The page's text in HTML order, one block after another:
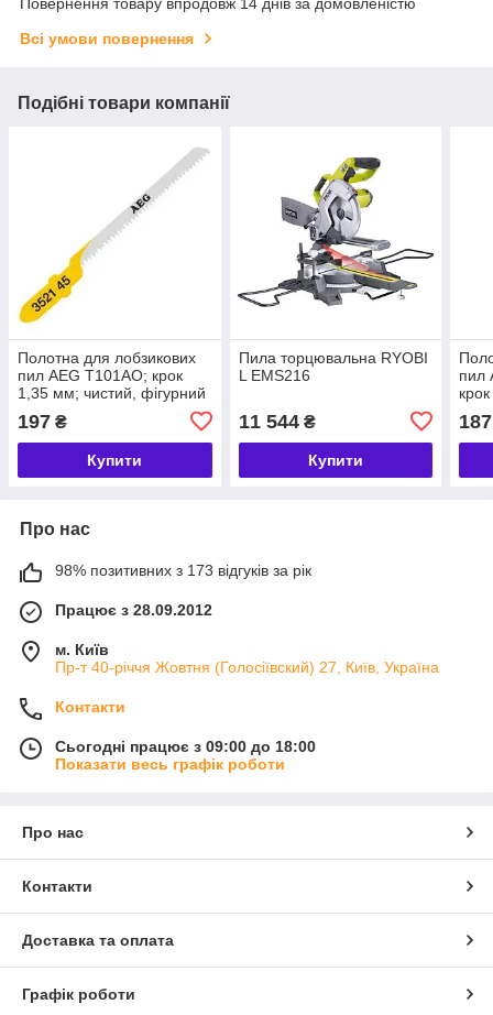
Повернення товару впродовж 14 днів за домовленістю
Всі умови повернення
Подібні товари компанії
Полотна для лобзикових
пил AEG T101AO; крок
1,35 мм; чистий, фігурний
197 ₴
Купити
Пила торцювальна RYOBI
L EMS216
11 544₴
Купити
пил
187
Про нас
98% позитивних з 173 відгуків за рік
Працює з 28.09.2012
м. Київ
Пр-т 40-річчя Жовтня (Голосіївский) 27, Київ, Україна
Контакти
Сьогодні працює з 09:00 до 18:00
Показати весь графік роботи
Про нас
Контакти
Доставка та оплата
Графік роботи